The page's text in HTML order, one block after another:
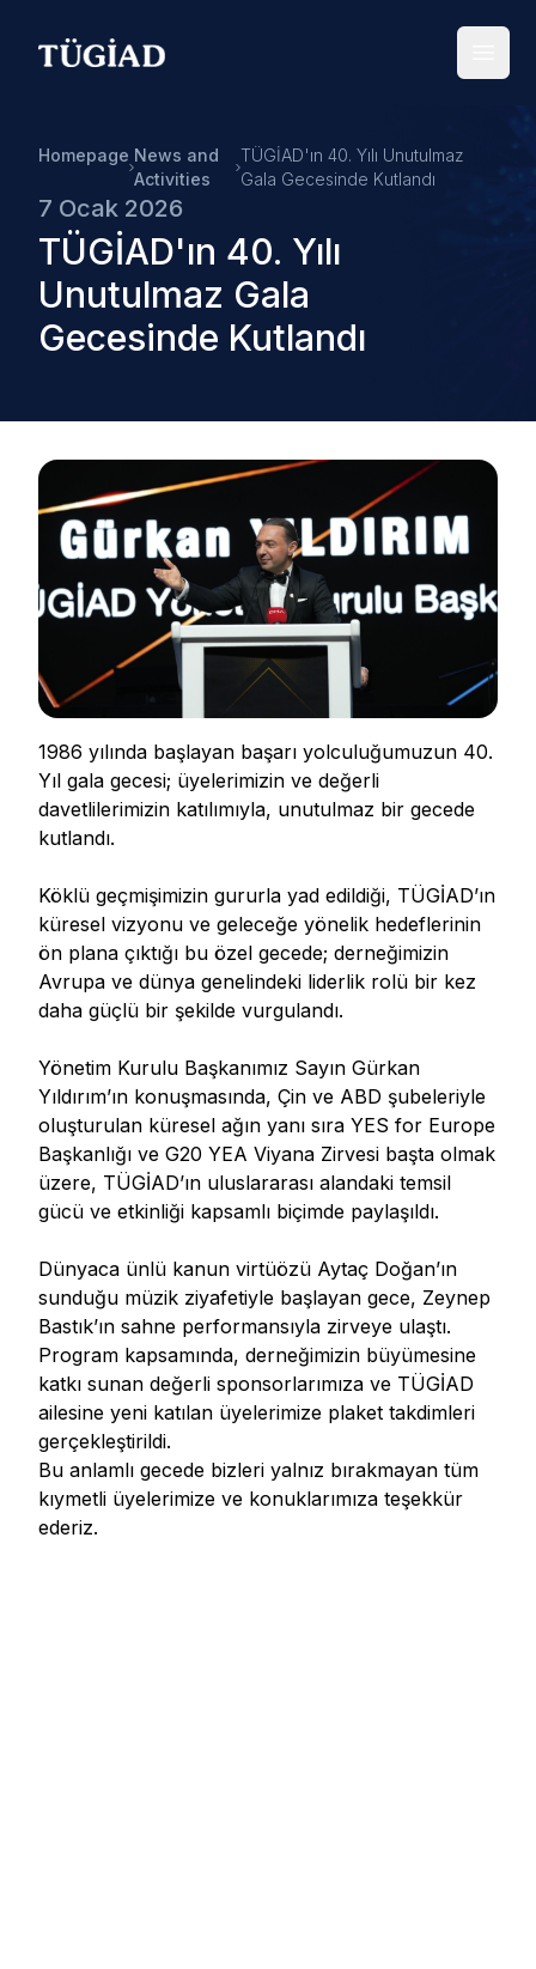
Your Company
Homepage News and
Activities
TÜGİAD'ın 40. Yılı Unutulmaz
Gala Gecesinde Kutlandı
7 Ocak 2026
TÜGİAD'ın 40. Yılı
Unutulmaz Gala
Gecesinde Kutlandı
1986 yılında başlayan başarı yolculuğumuzun 40.
Yıl gala gecesi; üyelerimizin ve değerli
davetlilerimizin katılımıyla, unutulmaz bir gecede
kutlandı.
Köklü geçmişimizin gururla yad edildiği, TÜGİAD’ın
küresel vizyonu ve geleceğe yönelik hedeflerinin
ön plana çıktığı bu özel gecede; derneğimizin
Avrupa ve dünya genelindeki liderlik rolü bir kez
daha güçlü bir şekilde vurgulandı.
Yönetim Kurulu Başkanımız Sayın Gürkan
Yıldırım’ın konuşmasında, Çin ve ABD şubeleriyle
oluşturulan küresel ağın yanı sıra YES for Europe
Başkanlığı ve G20 YEA Viyana Zirvesi başta olmak
üzere, TÜGİAD’ın uluslararası alandaki temsil
gücü ve etkinliği kapsamlı biçimde paylaşıldı.
Dünyaca ünlü kanun virtüözü Aytaç Doğan’ın
sunduğu müzik ziyafetiyle başlayan gece, Zeynep
Bastık’ın sahne performansıyla zirveye ulaştı.
Program kapsamında, derneğimizin büyümesine
katkı sunan değerli sponsorlarımıza ve TÜGİAD
ailesine yeni katılan üyelerimize plaket takdimleri
gerçekleştirildi.
Bu anlamlı gecede bizleri yalnız bırakmayan tüm
kıymetli üyelerimize ve konuklarımıza teşekkür
ederiz.